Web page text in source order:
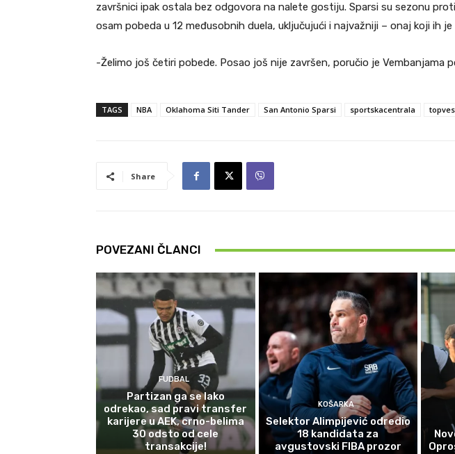
završnici ipak ostala bez odgovora na nalete gostiju. Sparsi su sezonu
osam pobeda u 12 međusobnih duela, uključujući i najvažniji – onaj koji ih je
-Želimo još četiri pobede. Posao još nije završen, poručio je Vembanjama
TAGS NBA Oklahoma Siti Tander San Antonio Sparsi sportskacentrala
Share
POVEZANI ČLANCI
FUDBAL
Partizan ga se lako
odrekao, sad pravi transfer
karijere u AEK, crno-belima
30 odsto od cele
transakcije!
KOŠARKA
Selektor Alimpijević odredio
18 kandidata za
avgustovski FIBA prozor